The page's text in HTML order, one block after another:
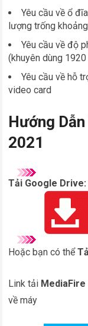
Yêu cầu về ổ
lượng trống
Yêu cầu về độ
(khuyên dùng
Yêu cầu về hỗ
video card
Hướng Dẫn
2021
Tải Google Drive:
Hoặc bạn có thể
Link tải
về máy